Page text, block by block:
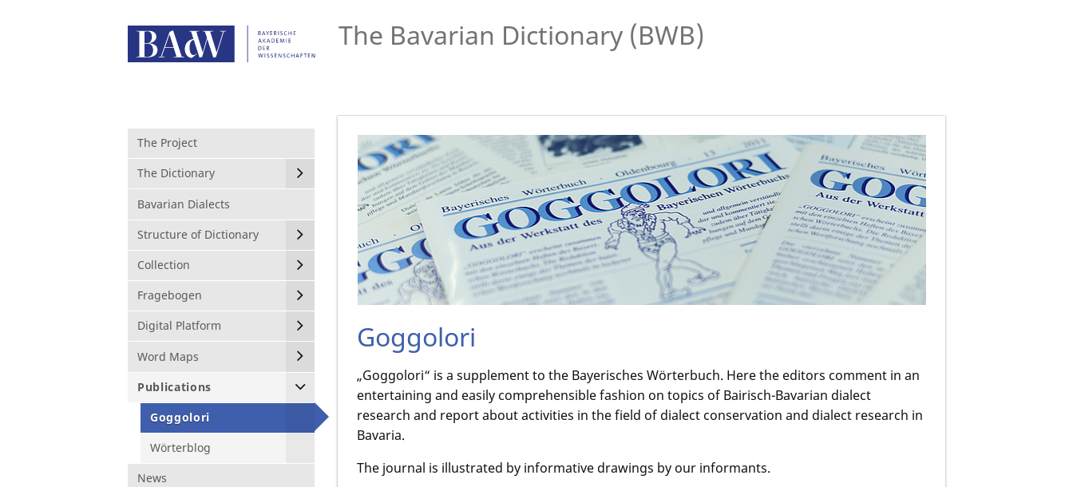
The Bavarian Dictionary (BWB)
The Project
The Dictionary
Bavarian Dialects
Structure of Dictionary
Collection
Fragebogen
Digital Platform
Word Maps
Publications
Goggolori
Wörterblog
News
Goggolori
„Goggolori“ is a supplement to the Bayerisches Wörterbuch. Here the editors comment in an
entertaining and easily comprehensible fashion on topics of Bairisch-Bavarian dialect
research and report about activities in the field of dialect conservation and dialect research in
Bavaria.
The journal is illustrated by informative drawings by our informants.